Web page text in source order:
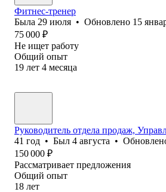
Фитнес-тренер
Была 29 июля • Обновлено 15
75 000 ₽
Не ищет работу
Общий опыт
19 лет 4 месяца
Руководитель отдела продаж,
41 год • Был 4 августа •
150 000 ₽
Рассматривает предложения
Общий опыт
18 лет